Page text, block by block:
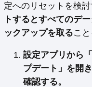
定へのリセットを検
トするとすべてのデ
ックアップを取るこ
設定アプリから
プデート」を開
確認する。